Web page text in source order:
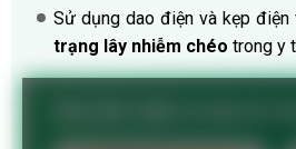
Sử dụng dao điện và kẹp điện
trạng lây nhiễm chéo trong y